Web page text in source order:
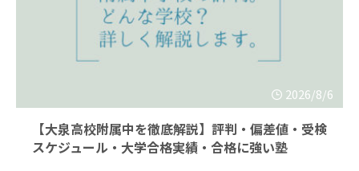
2026/8/6
【大泉高校附属中を徹底解説】評判・偏差値・受検
スケジュール・大学合格実績・合格に強い塾